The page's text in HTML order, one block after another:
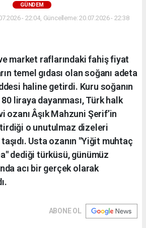
GÜNDEM
- 22:04, Güncelleme: 20.07.2026 - 22:38
market raflarındaki fahiş fiyat
temel gıdası olan soğanı adeta
haline getirdi. Kuru soğanın
liraya dayanması, Türk halk
ozanı Âşık Mahzuni Şerif’in
o unutulmaz dizeleri
Usta ozanın "Yiğit muhtaç
dediği türküsü, günümüz
acı bir gerçek olarak
ABONE OL